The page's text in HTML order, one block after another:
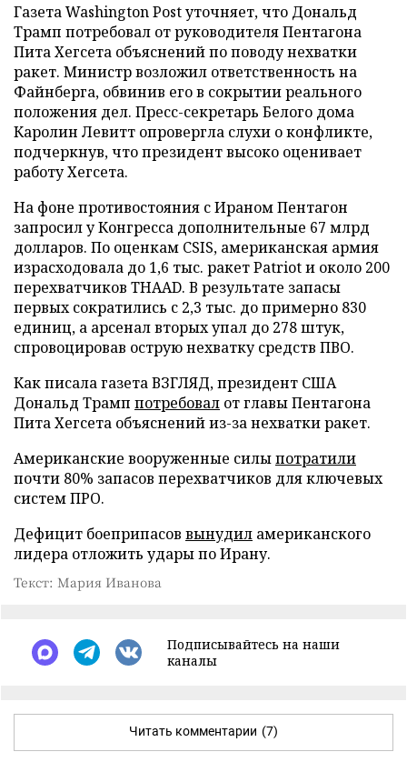
Газета Washington Post уточняет, что Дональд
Трамп потребовал от руководителя Пентагона
Пита Хегсета объяснений по поводу нехватки
ракет. Министр возложил ответственность на
Файнберга, обвинив его в сокрытии реального
положения дел. Пресс-секретарь Белого дома
Каролин Левитт опровергла слухи о конфликте,
подчеркнув, что президент высоко оценивает
работу Хегсета.
На фоне противостояния с Ираном Пентагон
запросил у Конгресса дополнительные 67 млрд
долларов. По оценкам CSIS, американская армия
израсходовала до 1,6 тыс. ракет Patriot и около 200
перехватчиков THAAD. В результате запасы
первых сократились с 2,3 тыс. до примерно 830
единиц, а арсенал вторых упал до 278 штук,
спровоцировав острую нехватку средств ПВО.
Как писала газета ВЗГЛЯД, президент США
Дональд Трамп потребовал от главы Пентагона
Пита Хегсета объяснений из-за нехватки ракет.
Американские вооруженные силыпотратили
почти 80% запасов перехватчиков для ключевых
систем ПРО.
Дефицит боеприпасов вынудил американского
лидера отложить удары по Ирану.
Текст: Мария Иванова
Подписывайтесь на наши
каналы
Читать комментарии (7)